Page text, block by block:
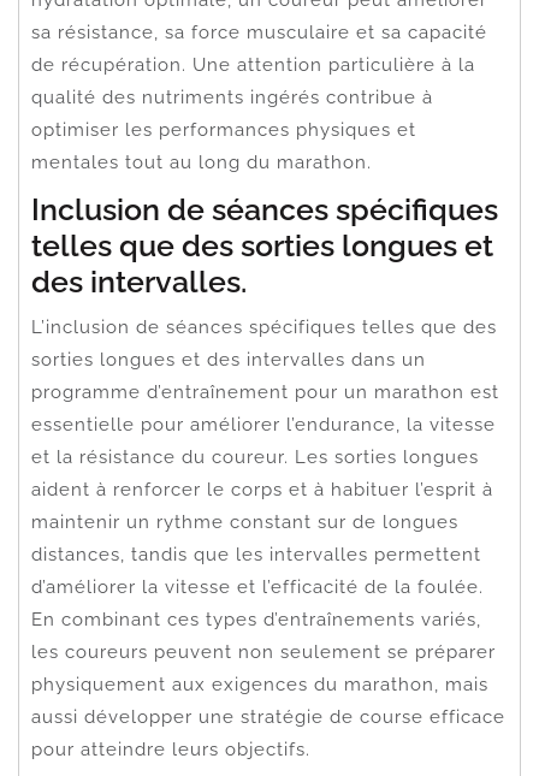
sa résistance, sa force musculaire et sa capacité
de récupération. Une attention particulière à la
qualité des nutriments ingérés contribue à
optimiser les performances physiques et
mentales tout au long du marathon.
Inclusion de séances spécifiques
telles que des sorties longues et
des intervalles.
L’inclusion de séances spécifiques telles que des
sorties longues et des intervalles dans un
programme d’entraînement pour un marathon est
essentielle pour améliorer l’endurance, la vitesse
et la résistance du coureur. Les sorties longues
aident à renforcer le corps et à habituer l’esprit à
maintenir un rythme constant sur de longues
distances, tandis que les intervalles permettent
d’améliorer la vitesse et l’efficacité de la foulée.
En combinant ces types d’entraînements variés,
les coureurs peuvent non seulement se préparer
physiquement aux exigences du marathon, mais
aussi développer une stratégie de course efficace
pour atteindre leurs objectifs.